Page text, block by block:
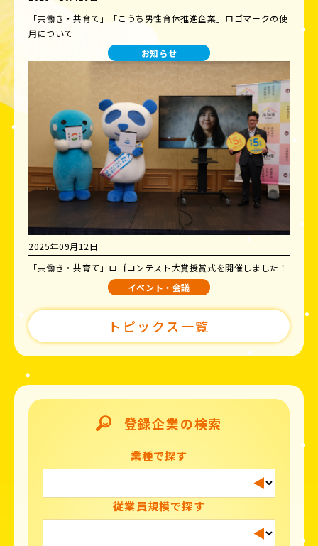
「共働き・共育て」「こうち男性育休推進企業」ロゴマークの使
用について
お知らせ
2025年09月12日
「共働き・共育て」ロゴコンテスト大賞授賞式を開催しました！
イベント・会議
トピックス一覧
登録企業の検索
業種で探す
従業員規模で探す